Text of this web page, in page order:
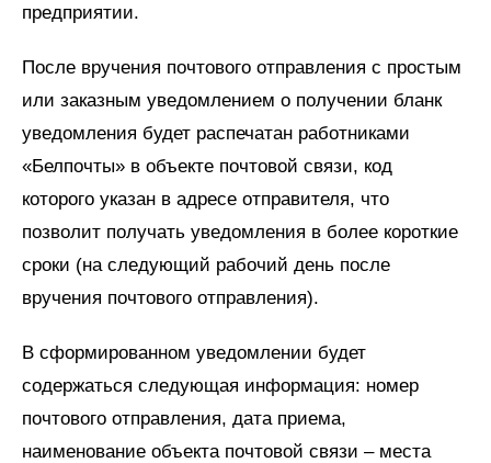
предприятии.
После вручения почтового отправления с простым
или заказным уведомлением о получении бланк
уведомления будет распечатан работниками
«Белпочты» в объекте почтовой связи, код
которого указан в адресе отправителя, что
позволит получать уведомления в более короткие
сроки (на следующий рабочий день после
вручения почтового отправления).
В сформированном уведомлении будет
содержаться следующая информация: номер
почтового отправления, дата приема,
наименование объекта почтовой связи – места